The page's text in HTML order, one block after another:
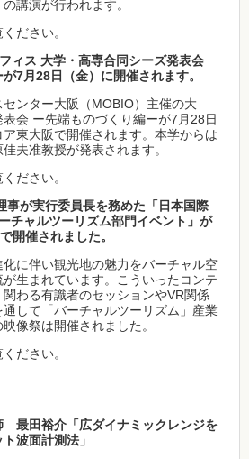
講演が行われます。
ださい。
ィス 大学・高専合同シーズ発表会
7月28日（金）に開催されます。
ンター大阪（MOBIO）主催の大
会 ー先端ものづくり編ーが7月28日
東大阪で開催されます。本学からは
夫准教授が発表されます。
ください。
事が実行委員長を務めた「日本国際
ャルツーリズム部門イベント」が
開催されました。
に伴い観光地の魅力をバーチャル空
生まれています。こういったコンテ
わる有識者のセッションやVR関係
して「バーチャルツーリズム」産業
像祭は開催されました。
ださい。
最田裕介「広ダイナミックレンジを
波面計測法」